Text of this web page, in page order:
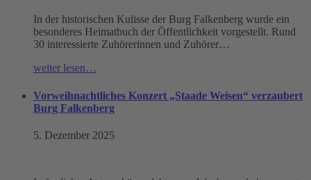
In der historischen Kulisse der Burg Falkenberg wurde ein
besonderes Heimatbuch der Öffentlichkeit vorgestellt. Rund
30 interessierte Zuhörerinnen und Zuhörer…
weiter lesen…
Vorweihnachtliches Konzert „Staade Weisen“ verzaubert
Burg Falkenberg
5. Dezember 2025